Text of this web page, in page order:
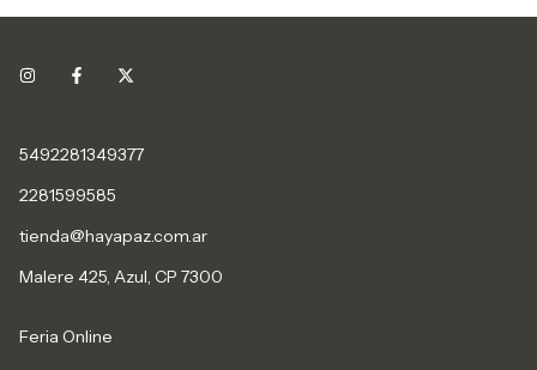
5492281349377
2281599585
tienda@hayapaz.com.ar
Malere 425, Azul, CP 7300
Feria Online